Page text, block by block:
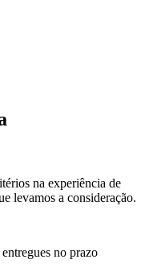
na experiência de
levamos a consideração.
no prazo